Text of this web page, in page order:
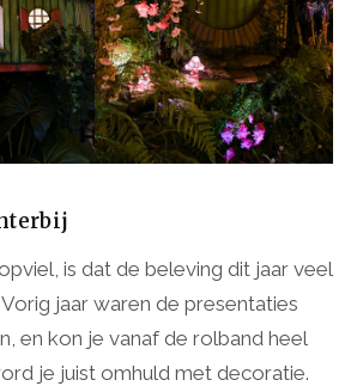
is dat de beleving dit jaar veel
jaar waren de presentaties
en kon je vanaf de rolband heel
je juist omhuld met decoratie.